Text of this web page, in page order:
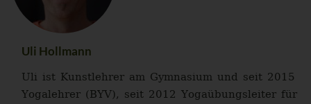
Uli Hollmann
Uli ist Kunstlehrer am Gymnasium und seit 2015
Yogalehrer (BYV), seit 2012 Yogaübungsleiter für